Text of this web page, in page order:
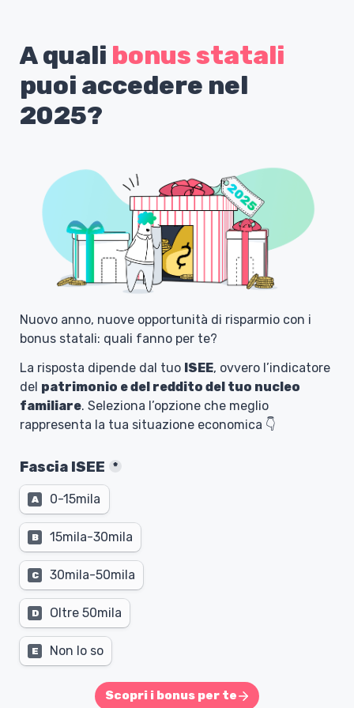
A quali bonus statali
puoi accedere nel
2025?
Nuovo anno, nuove opportunità di risparmio con i
bonus statali: quali fanno per te?
La risposta dipende dal tuo ISEE, ovvero l’indicatore
del patrimonio e del reddito del tuo nucleo
familiare. Seleziona l’opzione che meglio
rappresenta la tua situazione economica 👇
Fascia ISEE *
A 0-15mila
B 15mila-30mila
C 30mila-50mila
D Oltre 50mila
E Non lo so
Scopri i bonus per te